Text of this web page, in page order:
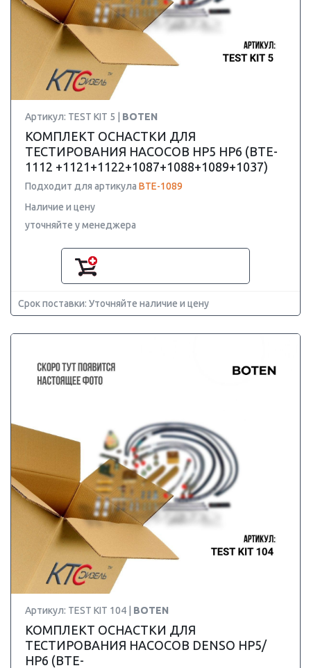
Артикул: TEST KIT 5 | BOTEN
КОМПЛЕКТ ОСНАСТКИ ДЛЯ
ТЕСТИРОВАНИЯ НАСОСОВ HP5 HP6 (BTE-
1112 +1121+1122+1087+1088+1089+1037)
Подходит для артикула BTE-1089
Наличие и цену
уточняйте у менеджера
Срок поставки: Уточняйте наличие и цену
Артикул: TEST KIT 104 | BOTEN
КОМПЛЕКТ ОСНАСТКИ ДЛЯ
ТЕСТИРОВАНИЯ НАСОСОВ DENSO HP5/
HP6 (BTE-